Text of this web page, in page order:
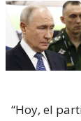
“Hoy, el